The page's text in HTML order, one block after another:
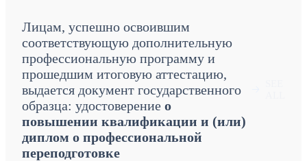
Лицам, успешно освоившим
соответствующую дополнительную
профессиональную программу и
прошедшим итоговую аттестацию,
выдается документ государственного
образца: удостоверение о
повышении квалификации и (или)
диплом о профессиональной
переподготовке